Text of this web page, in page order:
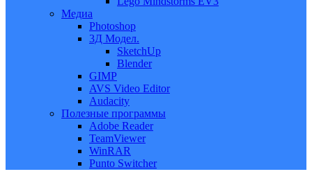
Медиа
Photoshop
3Д Модел.
SketchUp
Blender
GIMP
AVS Video Editor
Audacity
Полезные программы
Adobe Reader
TeamViewer
WinRAR
Punto Switcher